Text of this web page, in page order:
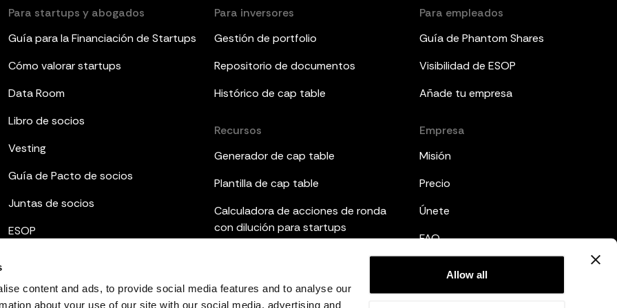
content and ads, to provide social media features and to analyse our
about your use of our site with our social media, advertising and
Allow all
Para startups y abogados
Guía para la Financiación de Startups
Cómo valorar startups
Data Room
Libro de socios
Vesting
Guía de Pacto de socios
Juntas de socios
ESOP
Para inversores
Gestión de portfolio
Repositorio de documentos
Histórico de cap table
Recursos
Generador de cap table
Plantilla de cap table
Calculadora de acciones de ronda
con dilución para startups
Plantillas de informes a inversores
Qué es el fully diluted
Para empleados
Guía de Phantom Shares
Visibilidad de ESOP
Añade tu empresa
Empresa
Misión
Precio
Únete
FAQ
Legal